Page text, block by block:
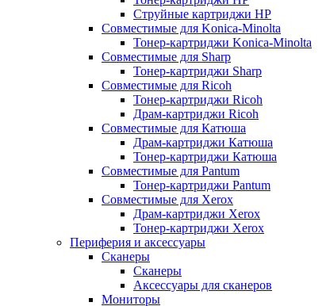
Струйные картриджи HP
Совместимые для Konica-Minolta
Тонер-картриджи Konica-Minolta
Совместимые для Sharp
Тонер-картриджи Sharp
Совместимые для Ricoh
Тонер-картриджи Ricoh
Драм-картриджи Ricoh
Совместимые для Катюша
Драм-картриджи Катюша
Тонер-картриджи Катюша
Совместимые для Pantum
Тонер-картриджи Pantum
Совместимые для Xerox
Драм-картриджи Xerox
Тонер-картриджи Xerox
Периферия и аксессуары
Сканеры
Сканеры
Аксессуары для сканеров
Мониторы